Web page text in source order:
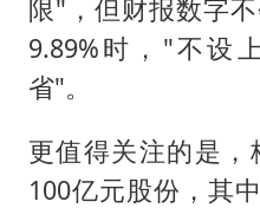
限"，但财报数字
9.89%时，"不设
省"。
更值得关注的是
100亿元股份，其